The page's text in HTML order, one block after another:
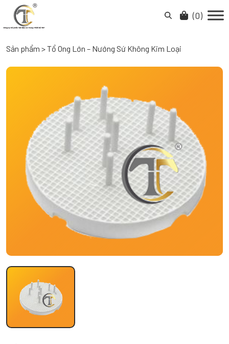
content
(0)
Sản phẩm >Tổ Ong Lớn – Nướng Sứ Không Kim Loại